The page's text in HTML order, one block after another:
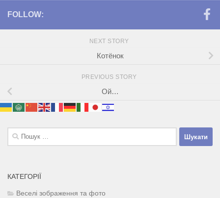
FOLLOW:
NEXT STORY
Котёнок
PREVIOUS STORY
Ой…
Пошук:
КАТЕГОРІЇ
Веселі зображення та фото